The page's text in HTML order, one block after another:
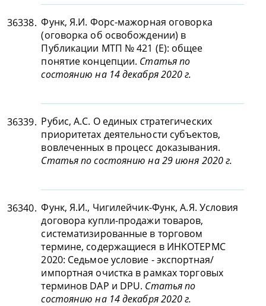
36338. Функ, Я.И. Форс-мажорная оговорка
(оговорка об освобождении) в
Публикации МТП № 421 (Е): общее
понятие концепции. Статья по
состоянию на 14 декабря 2020 г.
36339. Рубис, А.С. О единых стратегических
приоритетах деятельности субъектов,
вовлеченных в процесс доказывания.
Статья по состоянию на 29 июня 2020 г.
36340. Функ, Я.И., Чигилейчик-Функ, А.Я. Условия
договора купли-продажи товаров,
систематизированные в торговом
термине, содержащиеся в ИНКОТЕРМС
2020: Седьмое условие - экспортная/
импортная очистка в рамках торговых
терминов DAP и DPU. Статья по
состоянию на 14 декабря 2020 г.